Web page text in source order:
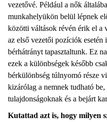
vezetővé. Például a nők
munkahelyükön belül lépnek
közötti váltások révén érik el a
az első vezetői pozíciók esetén
bérhátrányt tapasztaltunk. Ez
ezek a különbségek később
bérkülönbség túlnyomó része
kizárólag a nemnek tudható
tulajdonságoknak és a bejárt
Kutattad azt is, hogy milyen